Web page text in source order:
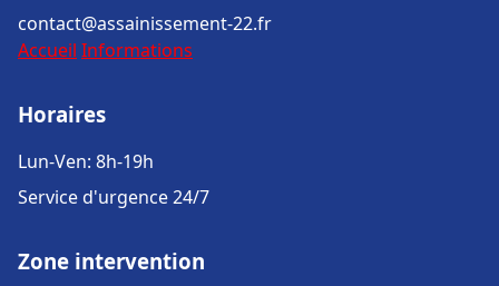
contact@assainissement-22.fr
Accueil Informations
Horaires
Lun-Ven: 8h-19h
Service d'urgence 24/7
Zone intervention